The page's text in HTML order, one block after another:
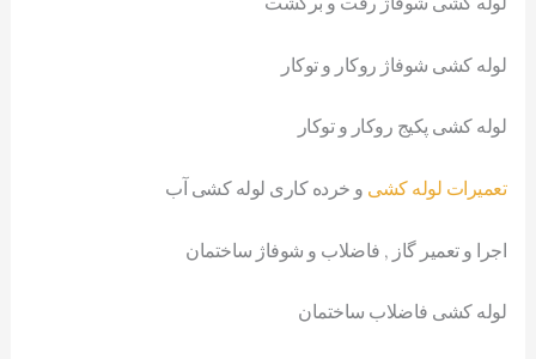
لوله کشی شوفاژ روکار و توکار
لوله کشی پکیج روکار و توکار
تعمیرات لوله کشی و خرده کاری لوله کشی آب
اجرا و تعمیر گاز , فاضلاب و شوفاژ ساختمان
لوله کشی فاضلاب ساختمان